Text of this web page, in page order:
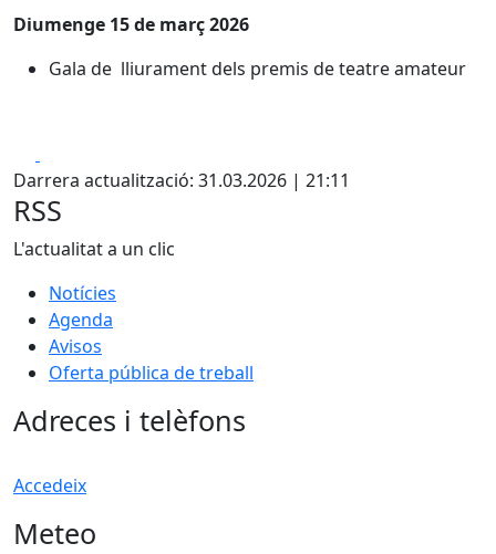
Diumenge 15 de març 2026
Gala de lliurament dels premis de teatre amateur
Darrera actualització: 31.03.2026 | 21:11
RSS
L'actualitat a un clic
Notícies
Agenda
Avisos
Oferta pública de treball
Adreces i telèfons
Accedeix
Meteo